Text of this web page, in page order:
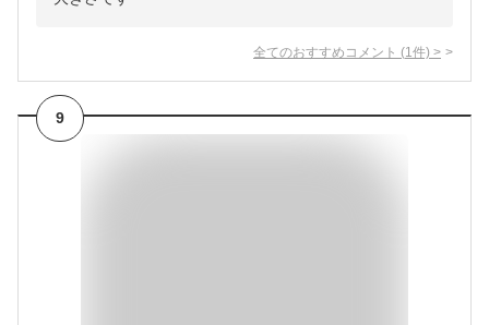
全てのおすすめコメント (1 件) >
9